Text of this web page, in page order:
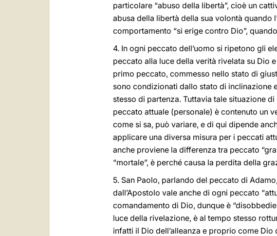
particolare “abuso della libertà”, cioè un
abusa della libertà della sua volontà
comportamento “si erige contro Dio”,
4. In ogni peccato dell’uomo si ripetono gli
peccato alla luce della verità rivelata su Dio
primo peccato, commesso nello stato di
sono condizionati dallo stato di inclinazione
stesso di partenza. Tuttavia tale situazione
peccato attuale (personale) è contenuto un
come si sa, può variare, e di qui dipende
applicare una diversa misura per i peccati
anche proviene la differenza tra peccato
“mortale”, è perché causa la perdita della
5. San Paolo, parlando del peccato di
dall’Apostolo vale anche di ogni peccato
comandamento di Dio, dunque è
luce della rivelazione, è al tempo stesso
infatti il Dio dell’alleanza e proprio come